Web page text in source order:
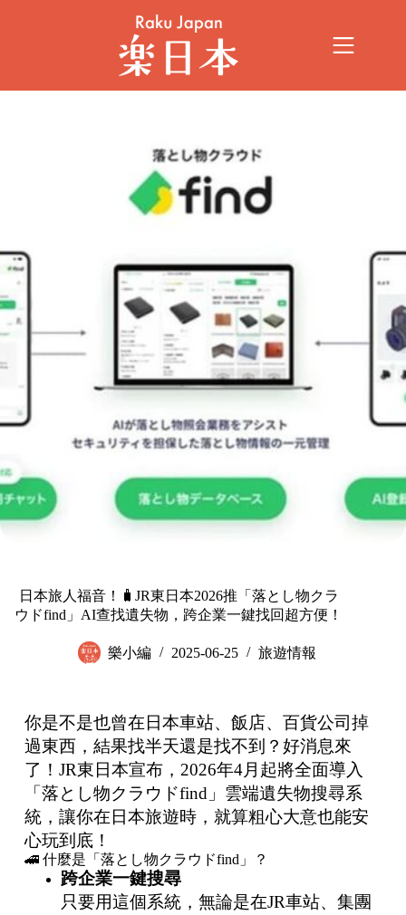
日本旅人福音！🧳JR東日本2026推「落とし物クラ
ウドfind」AI查找遺失物，跨企業一鍵找回超方便！
樂小編 2025-06-25 旅遊情報
你是不是也曾在日本車站、飯店、百貨公司掉
過東西，結果找半天還是找不到？好消息來
了！JR東日本宣布，2026年4月起將全面導入
「落とし物クラウドfind」雲端遺失物搜尋系
統，讓你在日本旅遊時，就算粗心大意也能安
心玩到底！
🚄 什麼是「落とし物クラウドfind」？
跨企業一鍵搜尋
只要用這個系統，無論是在JR車站、集團